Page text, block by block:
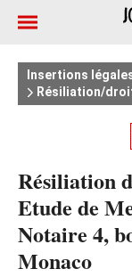
Insertions
Résiliation/
Résiliation
Etude de
Notaire 4,
Monaco